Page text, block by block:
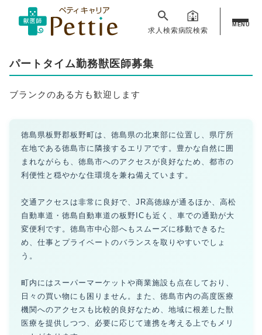
求人検索病院検索
MENU
パートタイム勤務獣医師募集
ブランクのある方も歓迎します
徳島県板野郡板野町は、徳島県の北東部に位置し、県庁所
在地である徳島市に隣接するエリアです。豊かな自然に囲
まれながらも、徳島市へのアクセスが良好なため、都市の
利便性と穏やかな住環境を兼ね備えています。
交通アクセスは非常に良好で、JR高徳線が通るほか、高松
自動車道・徳島自動車道の板野ICも近く、車での通勤が大
変便利です。徳島市中心部へもスムーズに移動できるた
め、仕事とプライベートのバランスを取りやすいでしょ
う。
町内にはスーパーマーケットや商業施設も点在しており、
日々の買い物にも困りません。また、徳島市内の高度医療
機関へのアクセスも比較的良好なため、地域に根差した獣
医療を提供しつつ、必要に応じて連携を考える上でもメリ